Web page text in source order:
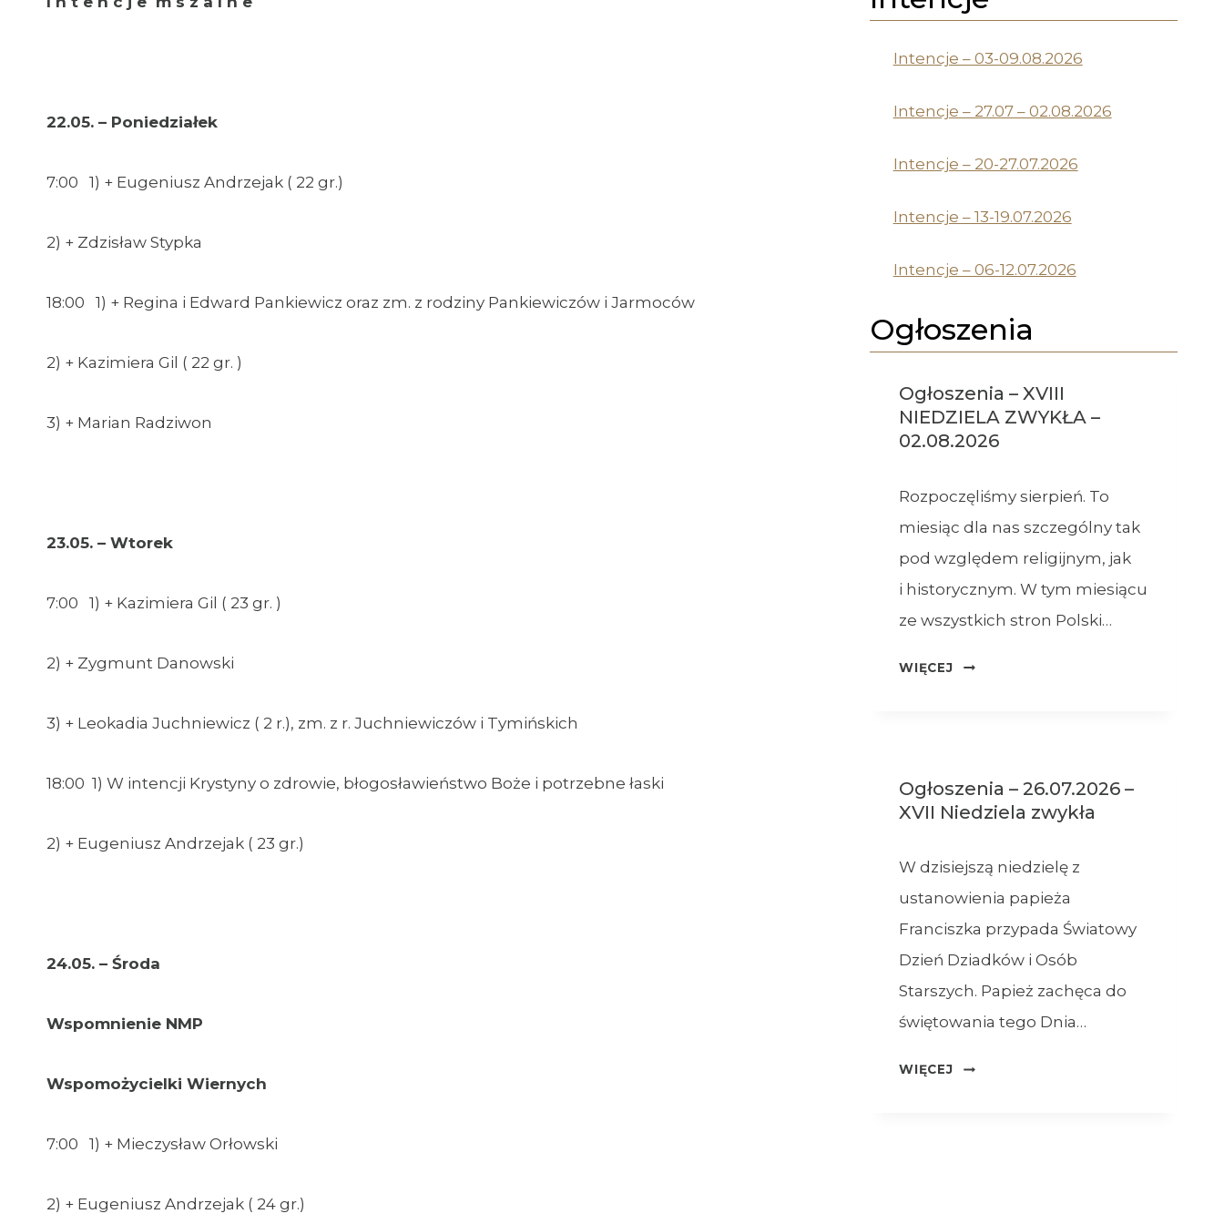
22.05. – Poniedziałek
7:00 1) + Eugeniusz Andrzejak ( 22 gr.)
2) + Zdzisław Stypka
18:00 1) + Regina i Edward Pankiewicz oraz zm. z rodziny Pankiewiczów i Jarmoców
2) + Kazimiera Gil ( 22 gr. )
3) + Marian Radziwon
23.05. – Wtorek
7:00 1) + Kazimiera Gil ( 23 gr. )
2) + Zygmunt Danowski
3) + Leokadia Juchniewicz ( 2 r.), zm. z r. Juchniewiczów i Tymińskich
18:00 1) W intencji Krystyny o zdrowie, błogosławieństwo Boże i potrzebne łaski
2) + Eugeniusz Andrzejak ( 23 gr.)
24.05. – Środa
Wspomnienie NMP
Wspomożycielki Wiernych
7:00 1) + Mieczysław Orłowski
2) + Eugeniusz Andrzejak ( 24 gr.)
Intencje – 03-09.08.2026
Intencje – 27.07 – 02.08.2026
Intencje – 20-27.07.2026
Intencje – 13-19.07.2026
Intencje – 06-12.07.2026
Ogłoszenia
Ogłoszenia – XVIII
NIEDZIELA ZWYKŁA –
02.08.2026
Rozpoczęliśmy sierpień. To
miesiąc dla nas szczególny tak
pod względem religijnym, jak
i historycznym. W tym miesiącu
ze wszystkich stron Polski…
WIĘCEJ
OGŁOSZENIA
–
02.08.2026
Ogłoszenia – 26.07.2026 –
XVII Niedziela zwykła
W dzisiejszą niedzielę z
ustanowienia papieża
Franciszka przypada Światowy
Dzień Dziadków i Osób
Starszych. Papież zachęca do
świętowania tego Dnia…
WIĘCEJ
OGŁOSZENIA